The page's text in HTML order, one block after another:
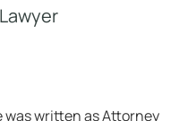
Hawthorne, NY 10532